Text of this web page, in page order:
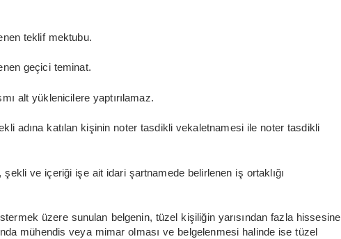
teklif mektubu.
geçici teminat.
alt yüklenicilere yaptırılamaz.
adına katılan kişinin noter tasdikli vekaletnamesi ile noter tasdikli
ve içeriği işe ait idari şartnamede belirlenen iş ortaklığı
üzere sunulan belgenin, tüzel kişiliğin yarısından fazla hissesine
mühendis veya mimar olması ve belgelenmesi halinde ise tüzel